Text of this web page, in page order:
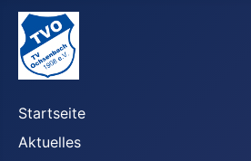
Startseite
Aktuelles